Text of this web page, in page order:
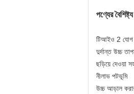
পণ্যের বৈশিষ্ট্য
টিআইও 2 যোগ
দুর্দান্ত উচ্চ
ছড়িয়ে দেওয়া
নীলাভ পটভূমি
উচ্চ আড়াল